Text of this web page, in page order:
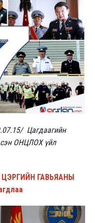
Цагдаагийн
ОНЦЛОХ үйл
ЦЭРГИЙН ГАВЬЯАНЫ